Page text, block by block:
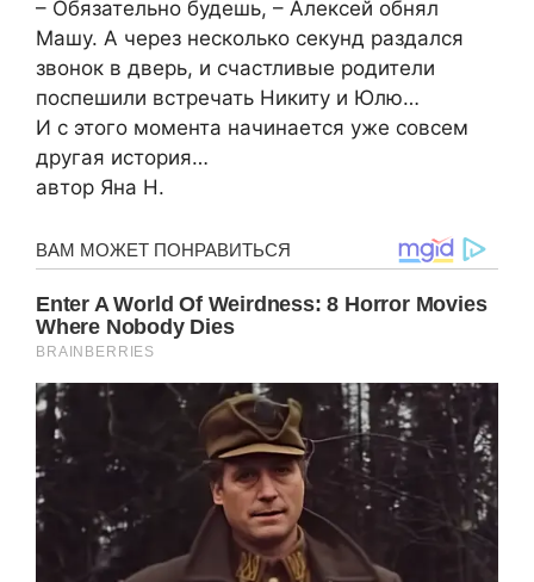
– Обязательно будешь, – Алексей обнял
Машу. А через несколько секунд раздался
звонок в дверь, и счастливые родители
поспешили встречать Никиту и Юлю…
И с этого момента начинается уже совсем
другая история…
автор Яна Н.